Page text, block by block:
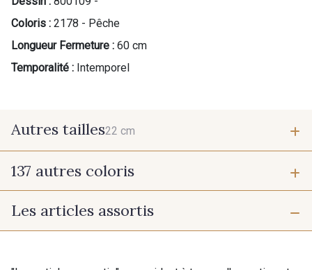
Coloris : 2178 - Pêche
Longueur Fermeture : 60 cm
Temporalité : Intemporel
Autres tailles22 cm
22 cm
137 autres coloris
9700 - Noir
Les articles assortis